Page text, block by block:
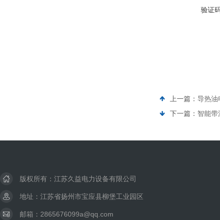
验证
上一篇： 导热油
下一篇： 智能带
版权所有：江苏久益电力设备有限公司
地址：江苏省扬州市宝应县柳堡工业园区
邮箱：2865676099a@qq.com